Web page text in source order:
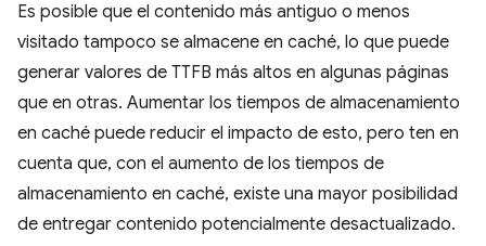
Es posible que el contenido más antiguo o menos
visitado tampoco se almacene en caché, lo que puede
generar valores de TTFB más altos en algunas páginas
que en otras. Aumentar los tiempos de almacenamiento
en caché puede reducir el impacto de esto, pero ten en
cuenta que, con el aumento de los tiempos de
almacenamiento en caché, existe una mayor posibilidad
de entregar contenido potencialmente desactualizado.